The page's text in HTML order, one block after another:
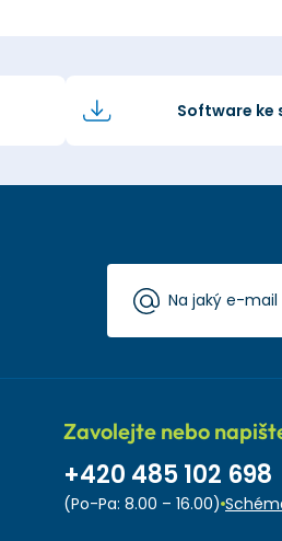
Software ke
Zavolejte nebo
+420 485 102 698
(Po-Pa: 8.00 – 16.00)